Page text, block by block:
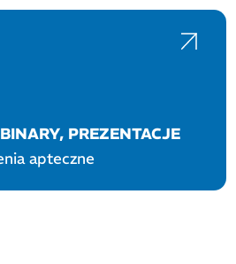
PREZENTACJE
apteczne